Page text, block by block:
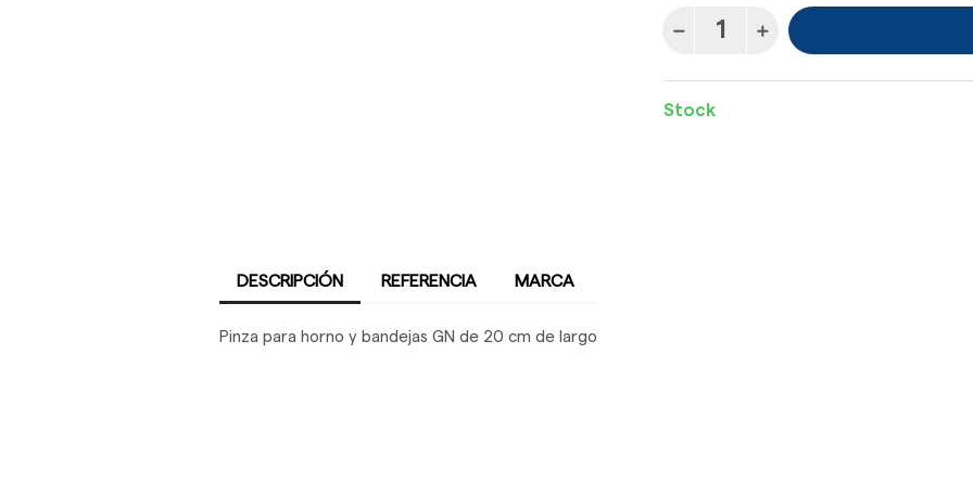
Stock
DESCRIPCIÓN REFERENCIA MARCA
Pinza para horno y bandejas GN de 20 cm de largo